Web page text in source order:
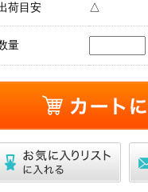
荷目安 △
量